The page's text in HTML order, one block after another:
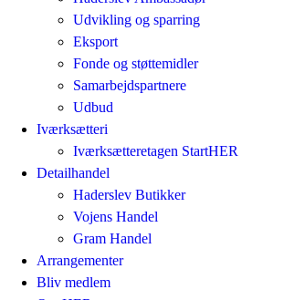
Udvikling og sparring
Eksport
Fonde og støttemidler
Samarbejdspartnere
Udbud
Iværksætteri
Iværksætteretagen StartHER
Detailhandel
Haderslev Butikker
Vojens Handel
Gram Handel
Arrangementer
Bliv medlem